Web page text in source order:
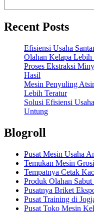
Recent Posts
Efisiensi Usaha
Olahan Kelapa Lebih
Proses Ekstraksi
Hasil
Mesin Penyuling
Lebih Teratur
Solusi Efisiensi
Untung
Blogroll
Pusat Mesin Usaha
Temukan Mesin
Tempatnya Cetak
Produk Olahan
Pusatnya Briket
Pusat Training di
Pusat Toko Mesin